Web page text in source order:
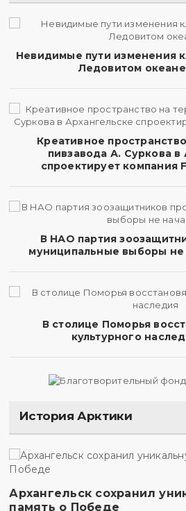
Невидимые пути изменения
Ледовитом океане
Креативное
пивзавода А. Суркова в
спроектирует компания
В НАО партия
муниципальные выборы не
В столице Поморья
культурного
История Арктики
Архангельск сохранил
память о Победе